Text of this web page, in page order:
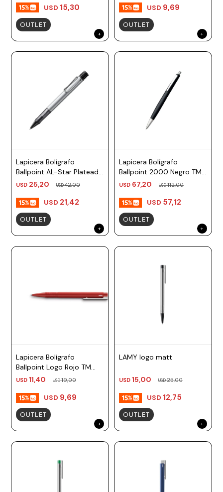
USD 15,30
OUTLET
USD 9,69
OUTLET
Lapicera Bolígrafo
Ballpoint AL-Star Plateado
TM negro Lamy
USD 25,20 USD42,00
USD 21,42
OUTLET
Lapicera Bolígrafo
Ballpoint 2000 Negro TM
Lamy
USD 67,20 USD112,00
USD 57,12
OUTLET
Lapicera Bolígrafo
Ballpoint Logo Rojo TM
azul Lamy
USD 11,40 USD19,00
USD 9,69
OUTLET
LAMY logo matt
USD 15,00 USD25,00
USD 12,75
OUTLET